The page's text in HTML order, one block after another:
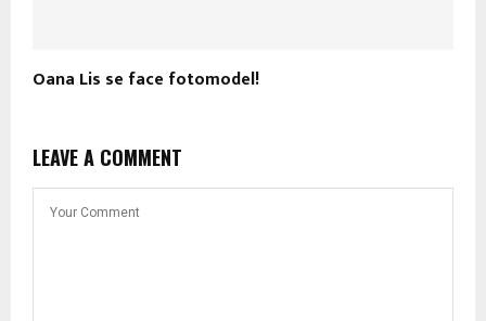
Oana Lis se face fotomodel!
LEAVE A COMMENT